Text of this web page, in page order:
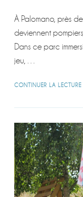
À Palomano, près
deviennent
Dans ce parc
jeu, …
CONTINUER LA LECTURE